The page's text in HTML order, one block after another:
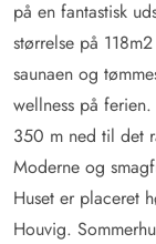
på en fantastisk
størrelse på
saunaen og
wellness på
350 m ned til det
Moderne og
Huset er placeret
Houvig.